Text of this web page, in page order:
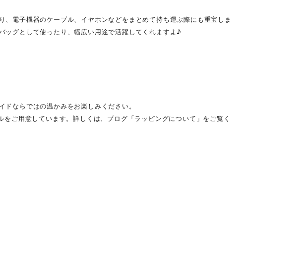
電子機器のケーブル、イヤホンなどをまとめて持ち運ぶ際にも重宝しま
ッグとして使ったり、幅広い用途で活躍してくれますよ♪
ならではの温かみをお楽しみください。
ご用意しています。詳しくは、ブログ「ラッピングについて」をご覧く